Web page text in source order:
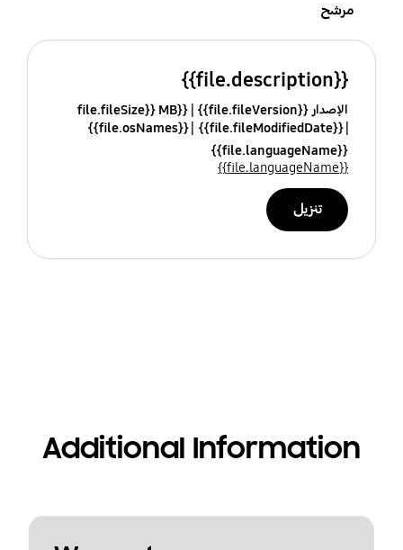
مرشح
{{file.description}}
الإصدار {{file.fileVersion}}
{{file.fileSize}} MB
{{file.fileModifiedDate}}
{{file.osNames}}
{{file.languageName}}
{{file.languageName}}
تنزيل
Additional Information